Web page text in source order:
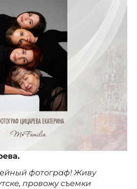
фотограф! Живу
провожу съемки